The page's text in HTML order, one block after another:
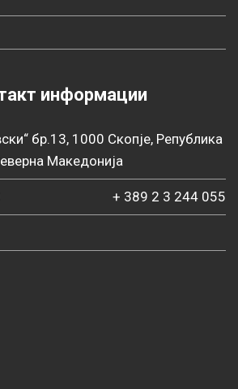
информации
бр.13, 1000 Скопје, Република
Македонија
+ 389 2 3 244 055